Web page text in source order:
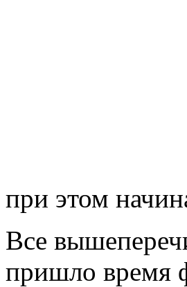
при этом
Все
пришло время